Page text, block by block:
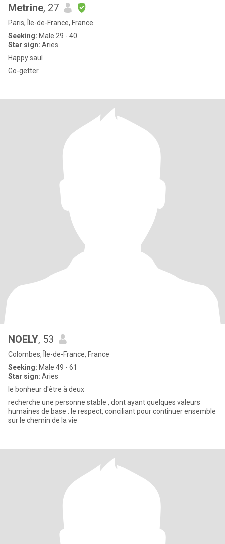
Metrine, 27
Paris, Île-de-France, France
Seeking: Male 29 - 40
Star sign: Aries
Happy saul
Go-getter
NOELY, 53
Colombes, Île-de-France, France
Seeking: Male 49 - 61
Star sign: Aries
le bonheur d'être à deux
recherche une personne stable , dont ayant quelques valeurs
humaines de base : le respect, conciliant pour continuer ensemble
sur le chemin de la vie